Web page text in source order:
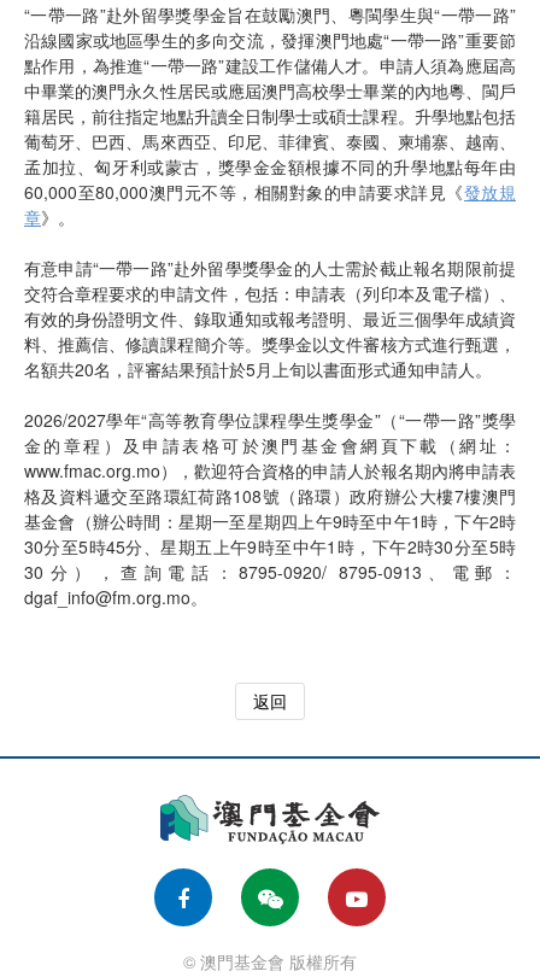
“一帶一路”赴外留學獎學金旨在鼓勵澳門、粵閩學生與“一帶一路”
沿線國家或地區學生的多向交流，發揮澳門地處“一帶一路”重要節
點作用，為推進“一帶一路”建設工作儲備人才。申請人須為應屆高
中畢業的澳門永久性居民或應屆澳門高校學士畢業的內地粵、閩戶
籍居民，前往指定地點升讀全日制學士或碩士課程。升學地點包括
葡萄牙、巴西、馬來西亞、印尼、菲律賓、泰國、柬埔寨、越南、
孟加拉、匈牙利或蒙古，獎學金金額根據不同的升學地點每年由
60,000至80,000澳門元不等，相關對象的申請要求詳見《發放規
章》。
有意申請“一帶一路”赴外留學獎學金的人士需於截止報名期限前提
交符合章程要求的申請文件，包括：申請表（列印本及電子檔）、
有效的身份證明文件、錄取通知或報考證明、最近三個學年成績資
料、推薦信、修讀課程簡介等。獎學金以文件審核方式進行甄選，
名額共20名，評審結果預計於5月上旬以書面形式通知申請人。
2026/2027學年“高等教育學位課程學生獎學金”（“一帶一路”獎學
金的章程）及申請表格可於澳門基金會網頁下載（網址：
www.fmac.org.mo），歡迎符合資格的申請人於報名期內將申請表
格及資料遞交至路環紅荷路108號（路環）政府辦公大樓7樓澳門
基金會（辦公時間：星期一至星期四上午9時至中午1時，下午2時
30分至5時45分、星期五上午9時至中午1時，下午2時30分至5時
30分），查詢電話：8795-0920/ 8795-0913、電郵：
dgaf_info@fm.org.mo。
返回
© 澳門基金會 版權所有